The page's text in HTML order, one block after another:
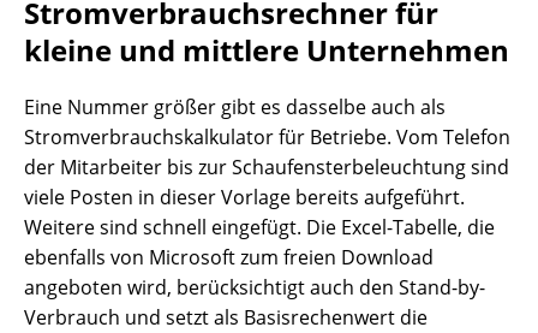
Stromverbrauchsrechner für
kleine und mittlere Unternehmen
Eine Nummer größer gibt es dasselbe auch als
Stromverbrauchskalkulator für Betriebe. Vom Telefon
der Mitarbeiter bis zur Schaufensterbeleuchtung sind
viele Posten in dieser Vorlage bereits aufgeführt.
Weitere sind schnell eingefügt. Die Excel-Tabelle, die
ebenfalls von Microsoft zum freien Download
angeboten wird, berücksichtigt auch den Stand-by-
Verbrauch und setzt als Basisrechenwert die